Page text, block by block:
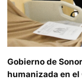
Gobierno de
humanizada en el